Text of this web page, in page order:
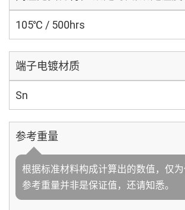
105℃ / 500hrs
端子电镀材质
Sn
参考重量
根据标准材料构成计算出的数值，仅为
参考重量并非是保证值，还请知悉。